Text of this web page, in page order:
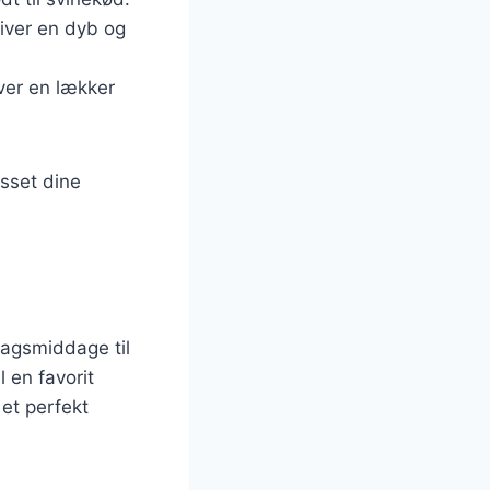
en dyb og
en lækker
dine
til
en favorit
perfekt